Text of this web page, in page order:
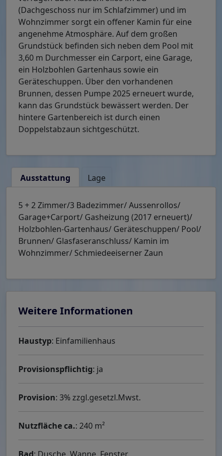
(Dachgeschoss nur im Schlafzimmer) und im
Wohnzimmer sorgt ein offener Kamin für eine
angenehme Atmosphäre. Auf dem großen
Grundstück befinden sich neben dem Pool mit
3,60 m Durchmesser ein Carport, eine Garage,
ein Holzbohlen Gartenhaus sowie ein
Geräteschuppen. Über den vorhandenen
Brunnen, dessen Pumpe 2025 erneuert wurde,
kann das Grundstück bewässert werden. Der
hintere Gartenbereich ist durch einen
Doppelstabzaun sichtgeschützt.
Ausstattung Lage
5 + 2 Zimmer/3 Badezimmer/ Aussenrollos/
Garage+Carport/ Gasheizung (2017 erneuert)/
Holzbohlen-Gartenhaus/ Geräteschuppen/ Pool/
Brunnen/ Glasfaseranschluss/ Kamin im
Wohnzimmer/ Schmiedeeiserner Zaun
Weitere Informationen
Haustyp: Einfamilienhaus
Provisionspflichtig: ja
Provision: 3% zzgl.gesetzl.Mwst.
Nutzfläche ca.: 240 m²
Bad: Dusche, Wanne, Fenster